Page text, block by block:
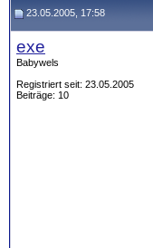
23.05.2005, 17:58
exe
Babywels
Registriert seit: 23.05.2005
Beiträge: 10